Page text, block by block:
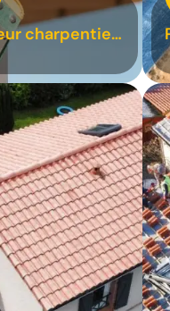
charpentier